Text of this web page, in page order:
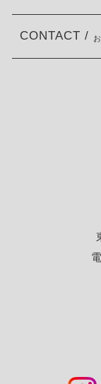
CONTACT /